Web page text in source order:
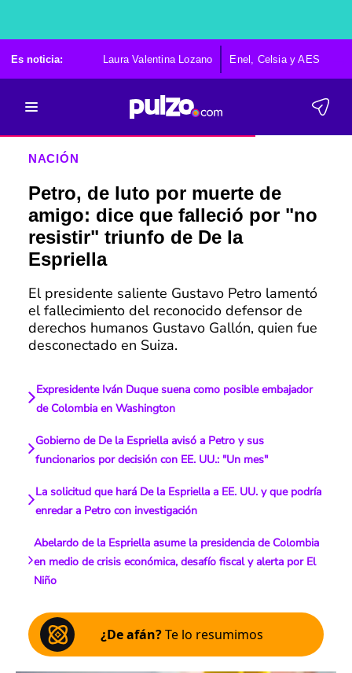
Es noticia: Laura Valentina Lozano Enel, Celsia y AES
NACIÓN
Petro, de luto por muerte de
amigo: dice que falleció por "no
resistir" triunfo de De la
Espriella
El presidente saliente Gustavo Petro lamentó
el fallecimiento del reconocido defensor de
derechos humanos Gustavo Gallón, quien fue
desconectado en Suiza.
Expresidente Iván Duque suena como posible embajador
de Colombia en Washington
Gobierno de De la Espriella avisó a Petro y sus
funcionarios por decisión con EE. UU.: "Un mes"
La solicitud que hará De la Espriella a EE. UU. y que podría
enredar a Petro con investigación
Abelardo de la Espriella asume la presidencia de Colombia
en medio de crisis económica, desafío fiscal y alerta por El
Niño
¿De afán?Te lo resumimos